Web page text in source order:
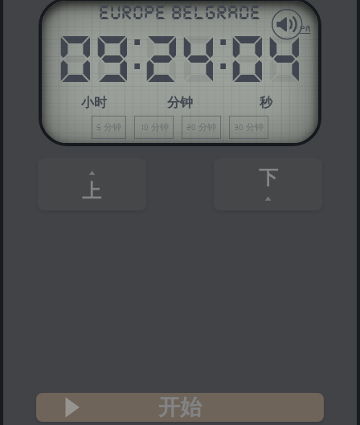
Europe Belgrade
09
小时
:24
分钟
:04
秒
AM PM
5 分钟 10 分钟 20 分钟 30 分钟
上
下
开始